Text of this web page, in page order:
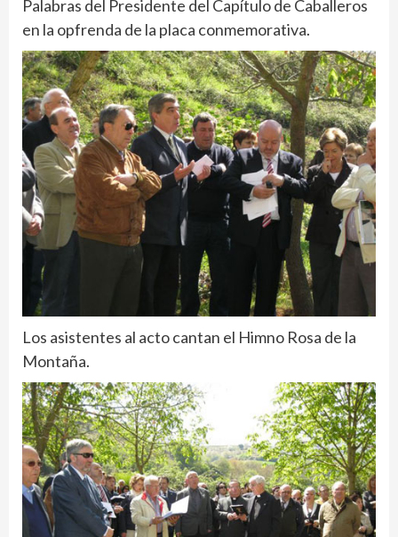
Palabras del Presidente del Capítulo de Caballeros
en la opfrenda de la placa conmemorativa.
Los asistentes al acto cantan el Himno Rosa de la
Montaña.